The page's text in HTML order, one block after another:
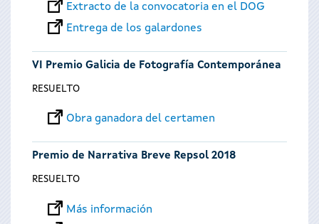
Extracto de la convocatoria en el DOG
Entrega de los galardones
VI Premio Galicia de Fotografía Contemporánea
RESUELTO
Obra ganadora del certamen
Premio de Narrativa Breve Repsol 2018
RESUELTO
Más información